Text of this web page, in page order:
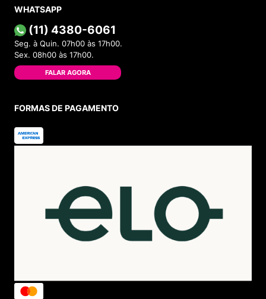
WHATSAPP
(11) 4380-6061
Seg. à Quin. 07h00 às 17h00.
Sex. 08h00 às 17h00.
FALAR AGORA
FORMAS DE PAGAMENTO